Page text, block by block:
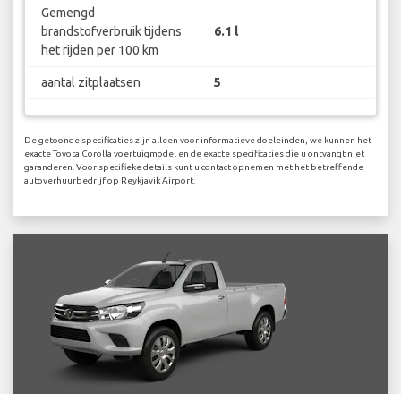
Gemengd
brandstofverbruik tijdens
het rijden per 100 km
6.1 l
aantal zitplaatsen 5
De getoonde specificaties zijn alleen voor informatieve doeleinden, we kunnen het
exacte Toyota Corolla voertuigmodel en de exacte specificaties die u ontvangt niet
garanderen. Voor specifieke details kunt u contact opnemen met het betreffende
autoverhuurbedrijf op Reykjavik Airport.